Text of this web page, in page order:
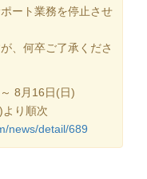
ート業務を停止させ
、何卒ご了承くださ
8月16日(日)
り順次
news/detail/689